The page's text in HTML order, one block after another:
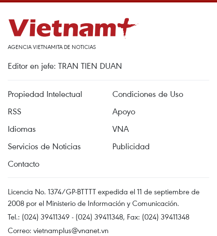
AGENCIA VIETNAMITA DE NOTICIAS
Editor en jefe: TRAN TIEN DUAN
Propiedad Intelectual
Condiciones de Uso
RSS
Apoyo
Idiomas
VNA
Servicios de Noticias
Publicidad
Contacto
Licencia No. 1374/GP-BTTTT expedida el 11 de septiembre de
2008 por el Ministerio de Información y Comunicación.
Tel.: (024) 39411349 - (024) 39411348, Fax: (024) 39411348
Correo: vietnamplus@vnanet.vn